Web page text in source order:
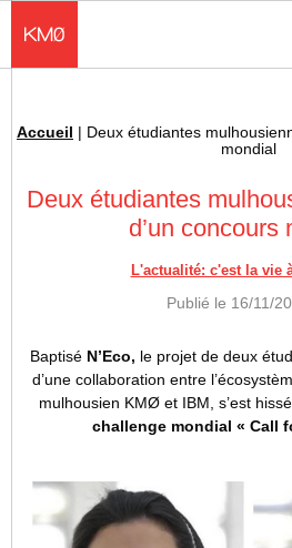
Fil d'Ariane :
Accueil | Deux étudiantes
mondial
Deux étudiantes
d’un concours
L'actualité: c'est la vie
Publié le 16/11/
Baptisé N’Eco, le projet de deux
d’une collaboration entre
mulhousien KMØ et IBM, s’est
challenge mondial « Call